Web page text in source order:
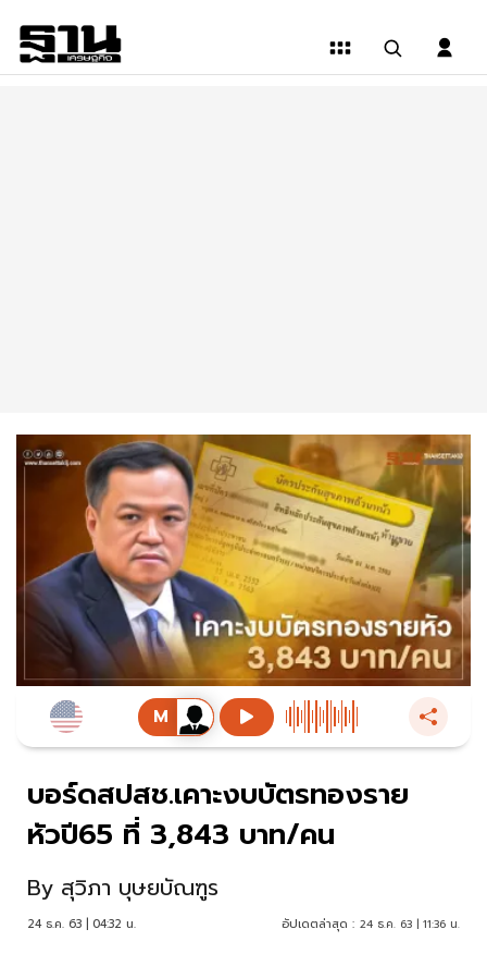
บอร์ดสปสช.เคาะงบบัตรทองราย
หัวปี65 ที่ 3,843 บาท/คน
By สุวิภา บุษยบัณฑูร
24 ธ.ค. 63 | 04:32 น. อัปเดตล่าสุด : 24 ธ.ค. 63 | 11:36 น.